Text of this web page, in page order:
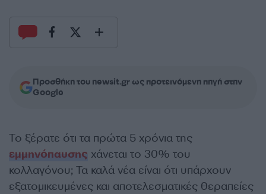
Προσθήκη του newsit.gr ως προτεινόμενη πηγή στην
Google
Το ξέρατε ότι τα πρώτα 5 χρόνια της
εμμηνόπαυσης χάνεται το 30% του
κολλαγόνου; Τα καλά νέα είναι ότι υπάρχουν
εξατομικευμένες και αποτελεσματικές θεραπείες